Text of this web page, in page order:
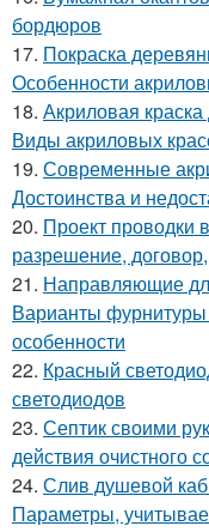
бордюров
17. Покраска
Особенности
18. Акриловая
Виды акриловых
19. Современные
Достоинства и
20. Проект проводки
разрешение,
21. Направляющие
Варианты
особенности
22. Красный
светодиодов
23. Септик своими
действия очистного
24. Слив душевой
Параметры,